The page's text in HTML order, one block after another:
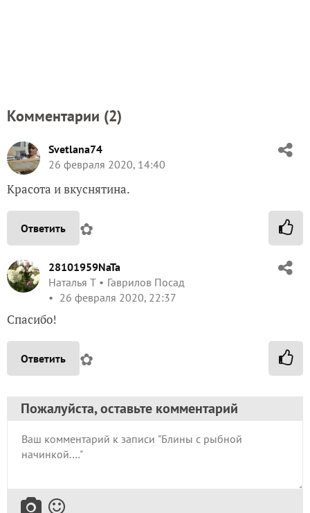
Комментарии (2)
Svetlana74
26 февраля 2020, 14:40
Красота и вкуснятина.
Ответить ✿
28101959NaTa
Наталья Т
Гаврилов Посад
26 февраля 2020, 22:37
Спасибо!
Ответить ✿
Пожалуйста, оставьте комментарий